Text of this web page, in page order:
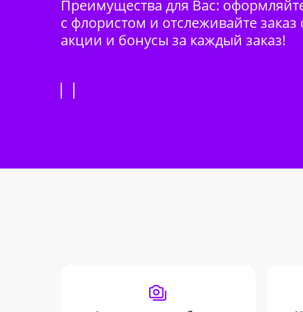
Преимущества для Вас:
с флористом и отслеживайте
акции и бонусы за каждый заказ!